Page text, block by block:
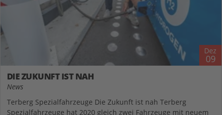
Dez
09
DIE ZUKUNFT IST NAH
News
Terberg Spezialfahrzeuge Die Zukunft ist nah Terberg
Spezialfahrzeuge hat 2020 gleich zwei Fahrzeuge mit neuem